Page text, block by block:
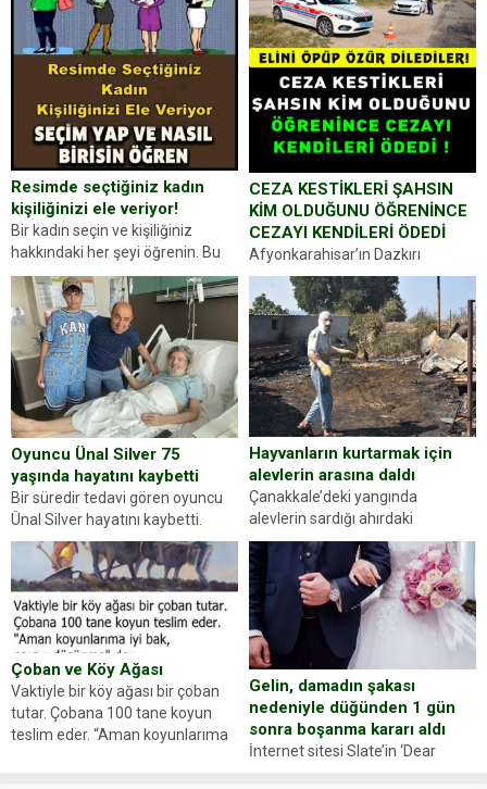
Resimde seçtiğiniz kadın
kişiliğinizi ele veriyor!
Bir kadın seçin ve kişiliğiniz
hakkındaki her şeyi öğrenin. Bu
kez karşınıza oldukça farklı bir
kişilik testiyle çıkıyoruz. Resimde
gördüğünüz kadın figürlerinden
dikkatinizi en...
CEZA KESTİKLERİ ŞAHSIN
KİM OLDUĞUNU ÖĞRENİNCE
CEZAYI KENDİLERİ ÖDEDİ
Afyonkarahisar’ın Dazkırı
ilçesinde trafik uygulaması
yapan jandarma ekipleri
durdurdukları bir otomobilin
sürücüsünden ehliyet ve ruhsat
sorup belgelerini istedi. Sürücü
Abdurrahman Ö.nün verdiği
evraklarda eksik olduğunu...
Oyuncu Ünal Silver 75
yaşında hayatını kaybetti
Bir süredir tedavi gören oyuncu
Ünal Silver hayatını kaybetti.
Haberi, oyuncunun menajerlik
ajansı duyurdu. Renda Güner,
sosyal medya hesabında “Usta
Oyuncumuz ve çok değerli
dostumuz...
Hayvanların kurtarmak için
alevlerin arasına daldı
Çanakkale’deki yangında
alevlerin sardığı ahırdaki
hayvanlarını kurtarmak isteyen
Zeki Demir (66) ölümden döndü.
Yüzünde ve ellerinde yanıklar
oluşan Demir, kâbus dolu anları
anlattı… Merkeze bağlı...
Çoban ve Köy Ağası
Vaktiyle bir köy ağası bir çoban
tutar. Çobana 100 tane koyun
teslim eder. “Aman koyunlarıma
Çoban koyunları alır gider. Aylar...
Gelin, damadın şakası
nedeniyle düğünden 1 gün
sonra boşanma kararı aldı
İnternet sitesi Slate’in ‘Dear
Prudence’ isimli tavsiye köşesine